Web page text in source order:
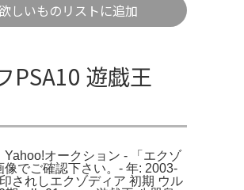
しいものリストに追加
PSA10 遊戯王
オークション - 「エクゾ
でご確認下さい。- 年: 2003-
されしエクゾディア 初期 ウル